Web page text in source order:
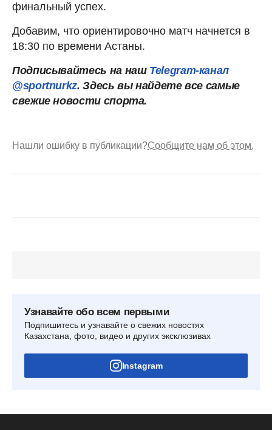
финальный успех.
Добавим, что ориентировочно матч начнется в
18:30 по времени Астаны.
Подписывайтесь на наш Telegram-канал
@sportnurkz. Здесь вы найдете все самые
свежие новости спорта.
Нашли ошибку в публикации?Сообщите нам об этом.
Узнавайте обо всем первыми
Подпишитесь и узнавайте о свежих новостях
Казахстана, фото, видео и других эксклюзивах
Instagram